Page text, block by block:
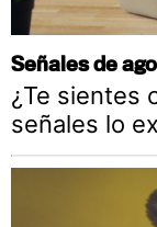
Señales de
¿Te sientes
señales lo